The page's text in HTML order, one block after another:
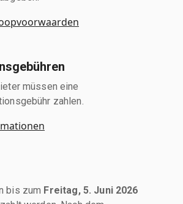
müssen eine
zahlen.
bis zum Freitag, 5. Juni 2026